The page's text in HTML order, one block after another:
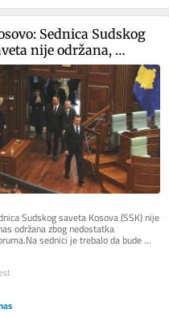
Sednica Sudskog
nije održana,
odluka o
srpskih sudija
Sudskog saveta Kosova (SSK) nije
održana zbog nedostatka
sednici je trebalo da bude
zahtev vršioca dužnosti...